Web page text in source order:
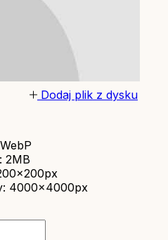
Dodaj plik z dysku
2MB
4000x4000px